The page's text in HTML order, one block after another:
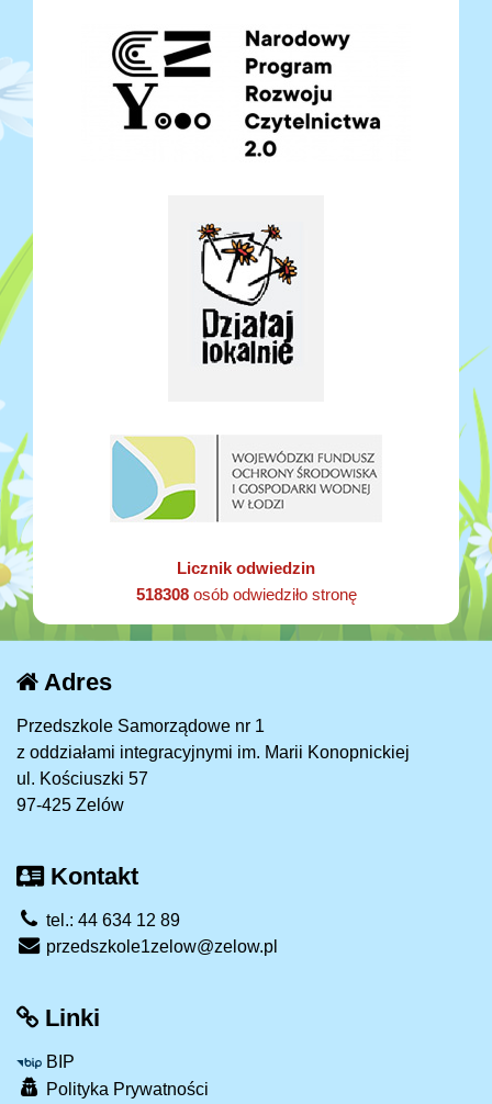
Licznik odwiedzin
518308osób odwiedziło stronę
Adres
Przedszkole Samorządowe nr 1
z oddziałami integracyjnymi im. Marii Konopnickiej
ul. Kościuszki 57
97-425 Zelów
Kontakt
tel.: 44 634 12 89
przedszkole1zelow@zelow.pl
Linki
BIP
Polityka Prywatności